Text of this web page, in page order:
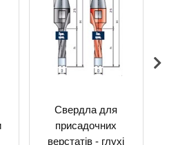
Свердла для
присадочних
верстатів - глухі